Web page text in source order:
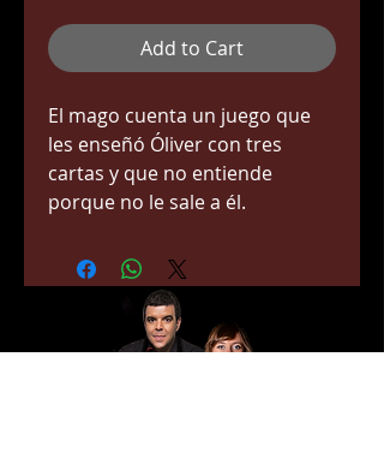
Add to Cart
El mago cuenta un juego que
les enseñó Óliver con tres
cartas y que no entiende
porque no le sale a él.